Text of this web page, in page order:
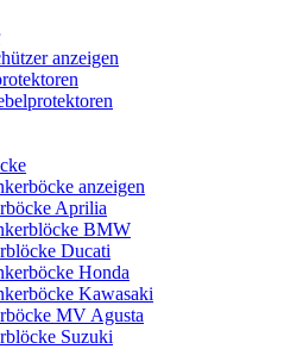
anzeigen
anzeigen
Aprilia
BMW
Ducati
Honda
Kawasaki
MV Agusta
Suzuki